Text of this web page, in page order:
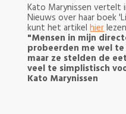
Kato Marynissen vertelt
Nieuws over haar boek
kunt het artikelhier
"Mensen in mijn
probeerden me wel
maar ze stelden de
veel te simplis­tisch
Kato Marynissen